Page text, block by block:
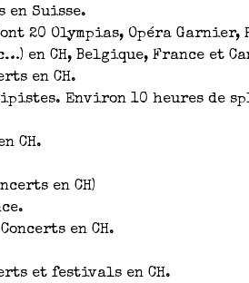
en Suisse.
20 Olympias, Opéra Garnier,
en CH, Belgique, France et
en CH.
Environ 10 heures de
CH.
en CH)
en CH.
et festivals en CH.